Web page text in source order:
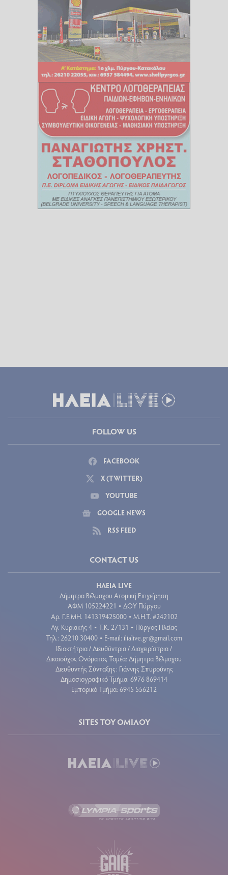
FOLLOW US
FACEBOOK
X (TWITTER)
YOUTUBE
GOOGLE NEWS
RSS FEED
CONTACT US
ΗΛΕΙΑ LIVE
Δήμητρα Βέλμαχου Ατομική Επιχείρηση
ΑΦΜ 105224221 • ΔΟΥ Πύργου
Aρ. Γ.Ε.ΜΗ. 141319425000 • Μ.Η.Τ. #242102
Αγ. Κυριακής 4 • Τ.Κ. 27131 • Πύργος Ηλείας
Τηλ.: 26210 30400 • E-mail: ilialive.gr@gmail.com
Ιδιοκτήτρια / Διευθύντρια / Διαχειρίστρια /
Δικαιούχος Ονόματος Τομέα: Δήμητρα Βέλμαχου
Διευθυντής Σύνταξης: Γιάννης Σπυρούνης
Δημοσιογραφικό Τμήμα: 6976 869414
Εμπορικό Τμήμα: 6945 556212
SITES ΤΟΥ ΟΜΙΛΟΥ